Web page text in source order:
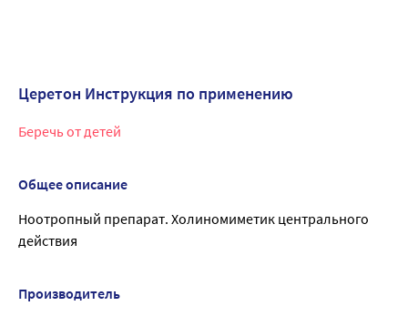
Церетон Инструкция по применению
Беречь от детей
Общее описание
Ноотропный препарат. Холиномиметик центрального
действия
Производитель